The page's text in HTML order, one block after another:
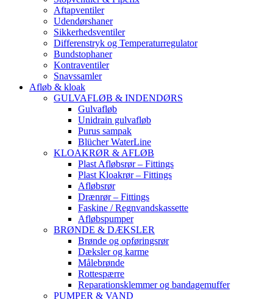
Aftapventiler
Udendørshaner
Sikkerhedsventiler
Differenstryk og Temperaturregulator
Bundstophaner
Kontraventiler
Snavssamler
Afløb & kloak
GULVAFLØB & INDENDØRS
Gulvafløb
Unidrain gulvafløb
Purus sampak
Blücher WaterLine
KLOAKRØR & AFLØB
Plast Afløbsrør – Fittings
Plast Kloakrør – Fittings
Afløbsrør
Drænrør – Fittings
Faskine / Regnvandskassette
Afløbspumper
BRØNDE & DÆKSLER
Brønde og opføringsrør
Dæksler og karme
Målebrønde
Rottespærre
Reparationsklemmer og bandagemuffer
PUMPER & VAND